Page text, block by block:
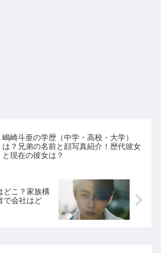
嶋崎斗亜の学歴（中学・高校・大学）
は？兄弟の名前と顔写真紹介！歴代彼女
と現在の彼女は？
どこ？家族構
で会社はど